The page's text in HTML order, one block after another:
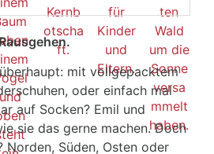
mit vollgepacktem
oder einfach mal
auf Socken? Emil und
sie das gerne machen. Doch
Norden, Süden, Osten oder